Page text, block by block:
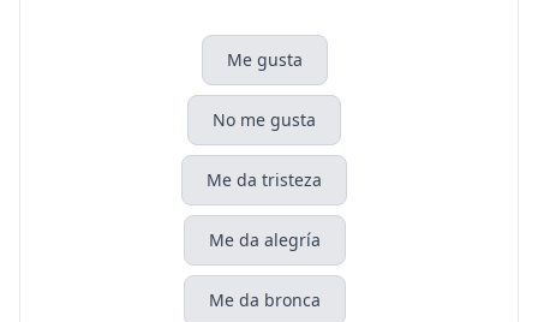
Me gusta
No me gusta
Me da tristeza
Me da alegría
Me da bronca